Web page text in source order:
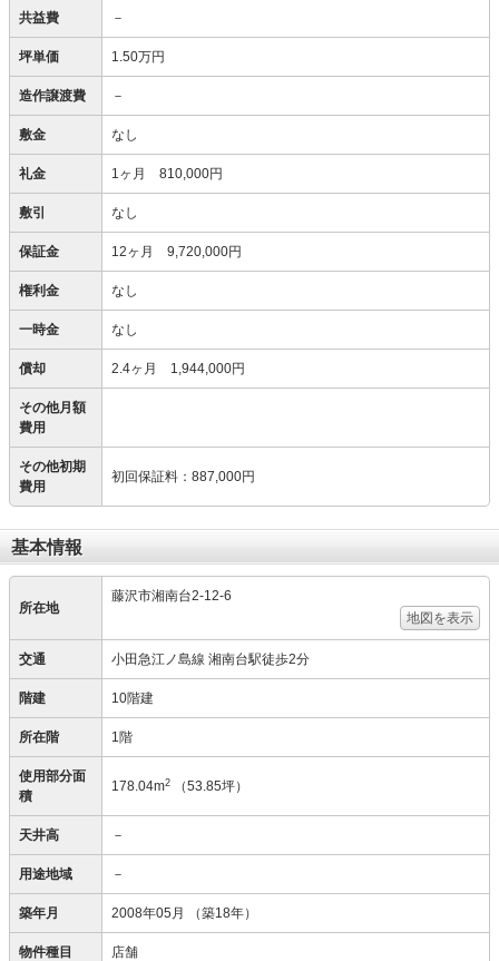
共益費 －
坪単価 1.50万円
造作譲渡費 －
敷金 なし
礼金 1ヶ月 810,000円
敷引 なし
保証金 12ヶ月 9,720,000円
権利金 なし
一時金 なし
償却 2.4ヶ月 1,944,000円
その他月額
費用
その他初期
費用
初回保証料 ： 887,000円
基本情報
所在地
藤沢市湘南台2-12-6
地図を表示
交通 小田急江ノ島線 湘南台駅徒歩2分
階建 10階建
所在階 1階
使用部分面
積
178.04m2 （53.85坪）
天井高 －
用途地域 －
築年月 2008年05月 （築18年）
物件種目 店舗